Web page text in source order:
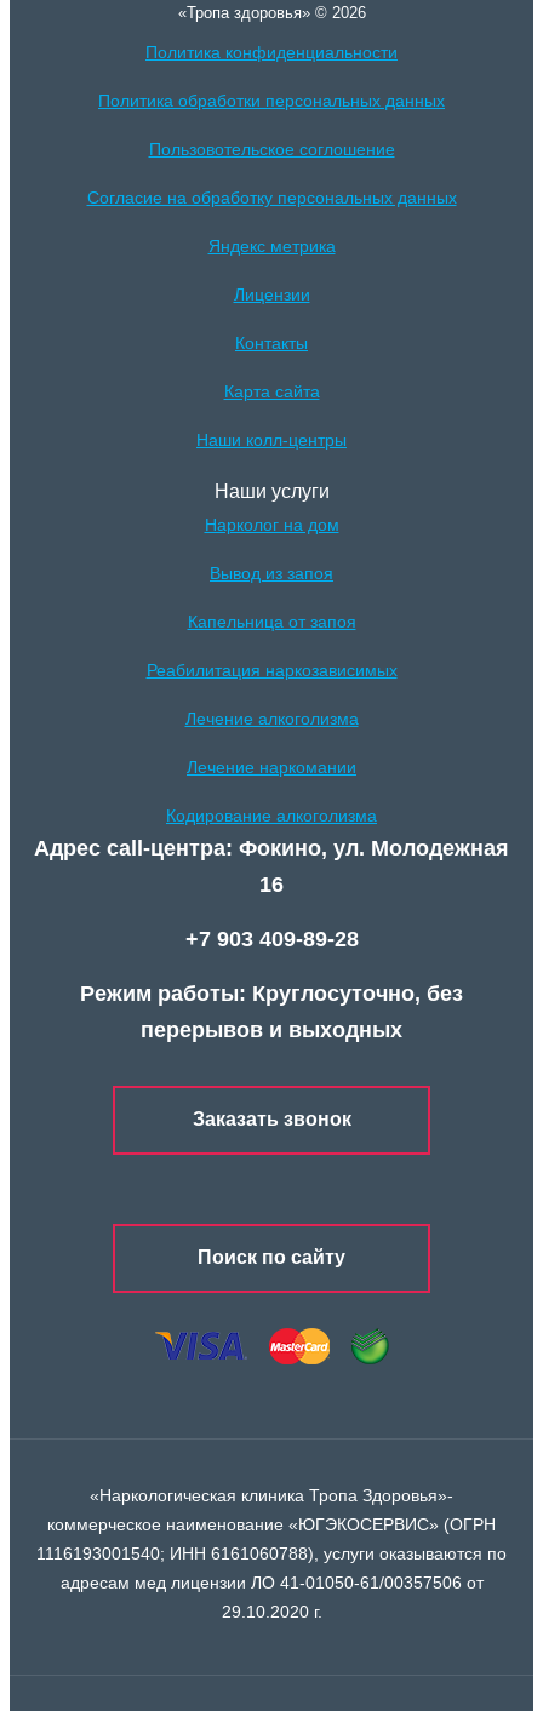
«Тропа здоровья» © 2026
Политика конфиденциальности
Политика обработки персональных данных
Пользовотельское соглошение
Согласие на обработку персональных данных
Яндекс метрика
Лицензии
Контакты
Карта сайта
Наши колл-центры
Наши услуги
Нарколог на дом
Вывод из запоя
Капельница от запоя
Реабилитация наркозависимых
Лечение алкоголизма
Лечение наркомании
Кодирование алкоголизма
Адрес call-центра: Фокино, ул. Молодежная
16
+7 903 409-89-28
Режим работы: Круглосуточно, без
перерывов и выходных
Заказать звонок
Поиск по сайту
«Наркологическая клиника Тропа Здоровья»-
коммерческое наименование «ЮГЭКОСЕРВИС» (ОГРН
1116193001540; ИНН 6161060788), услуги оказываются по
адресам мед лицензии ЛО 41-01050-61/00357506 от
29.10.2020 г.